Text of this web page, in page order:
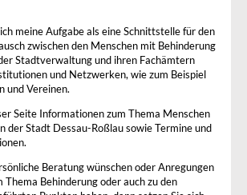
meine Aufgabe als eine Schnittstelle für den
zwischen den Menschen mit Behinderung
Stadtverwaltung und ihren Fachämtern
und Netzwerken, wie zum Beispiel
und Vereinen.
Seite Informationen zum Thema Menschen
der Stadt Dessau-Roßlau sowie Termine und
Beratung wünschen oder Anregungen
Thema Behinderung oder auch zu den